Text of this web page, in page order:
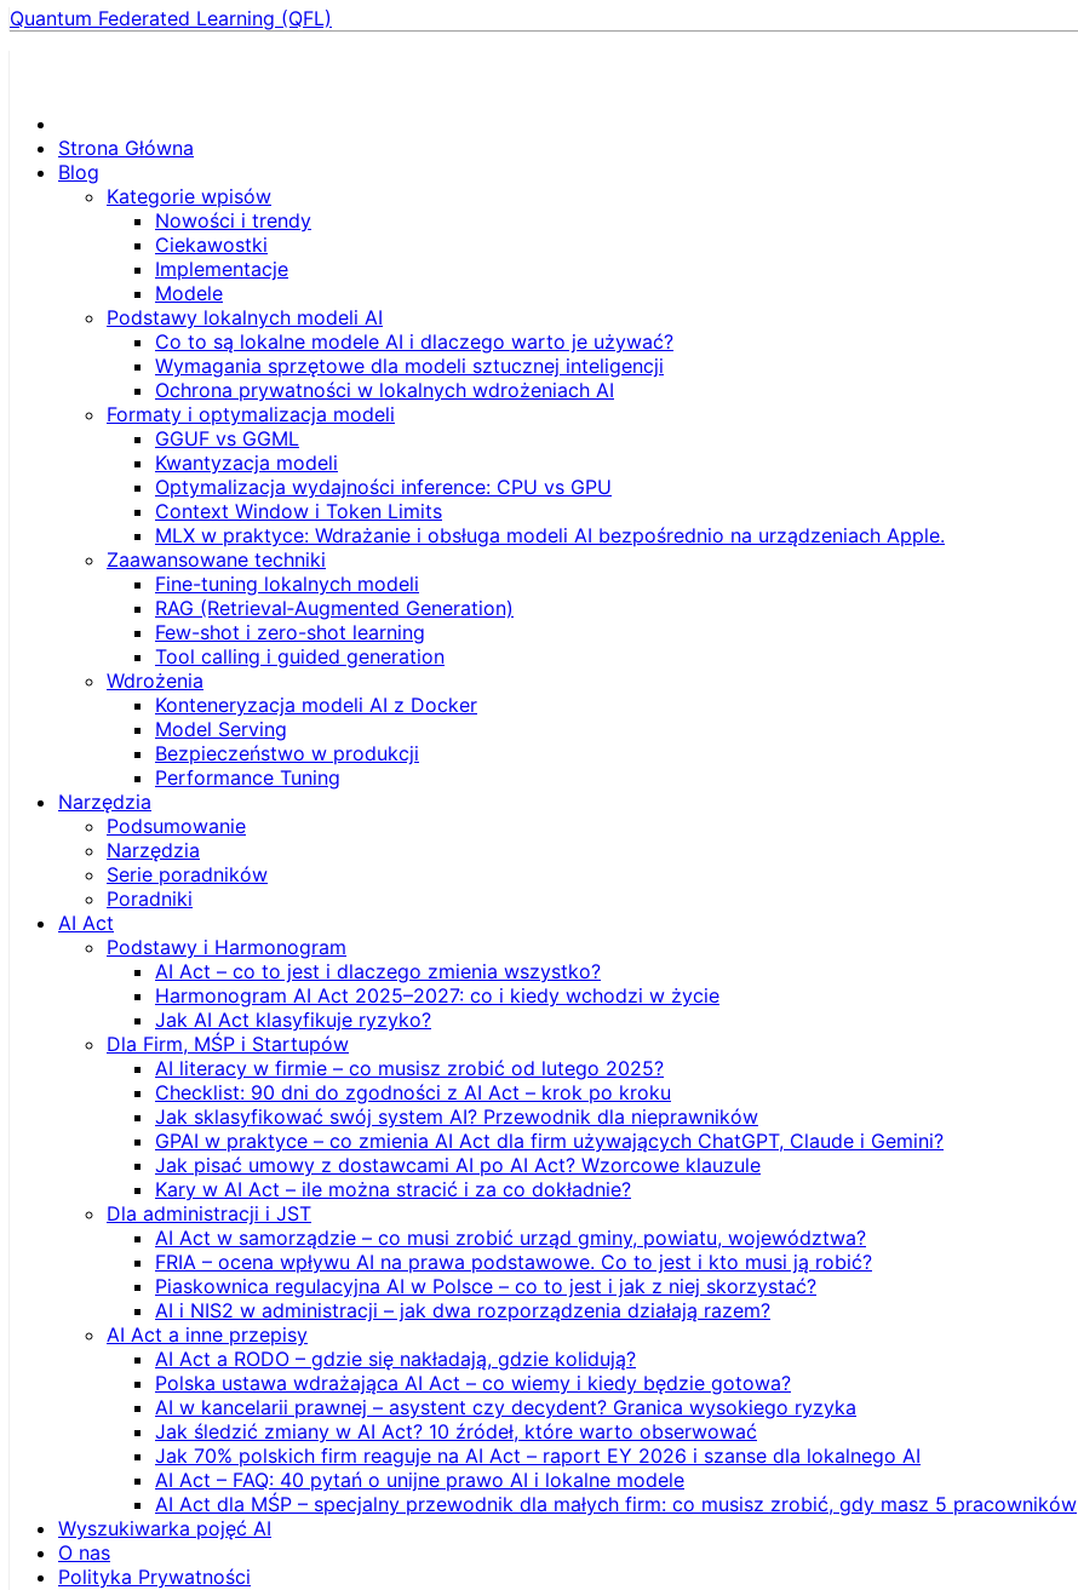
Quantum Federated Learning (QFL)
Strona Główna
Blog
Kategorie wpisów
Nowości i trendy
Ciekawostki
Implementacje
Modele
Podstawy lokalnych modeli AI
Co to są lokalne modele AI i dlaczego warto je używać?
Wymagania sprzętowe dla modeli sztucznej inteligencji
Ochrona prywatności w lokalnych wdrożeniach AI
Formaty i optymalizacja modeli
GGUF vs GGML
Kwantyzacja modeli
Optymalizacja wydajności inference: CPU vs GPU
Context Window i Token Limits
MLX w praktyce: Wdrażanie i obsługa modeli AI bezpośrednio na urządzeniach Apple.
Zaawansowane techniki
Fine-tuning lokalnych modeli
RAG (Retrieval‑Augmented Generation)
Few-shot i zero-shot learning
Tool calling i guided generation
Wdrożenia
Konteneryzacja modeli AI z Docker
Model Serving
Bezpieczeństwo w produkcji
Performance Tuning
Narzędzia
Podsumowanie
Narzędzia
Serie poradników
Poradniki
AI Act
Podstawy i Harmonogram
AI Act – co to jest i dlaczego zmienia wszystko?
Harmonogram AI Act 2025–2027: co i kiedy wchodzi w życie
Jak AI Act klasyfikuje ryzyko?
Dla Firm, MŚP i Startupów
AI literacy w firmie – co musisz zrobić od lutego 2025?
Checklist: 90 dni do zgodności z AI Act – krok po kroku
Jak sklasyfikować swój system AI? Przewodnik dla nieprawników
GPAI w praktyce – co zmienia AI Act dla firm używających ChatGPT, Claude i Gemini?
Jak pisać umowy z dostawcami AI po AI Act? Wzorcowe klauzule
Kary w AI Act – ile można stracić i za co dokładnie?
Dla administracji i JST
AI Act w samorządzie – co musi zrobić urząd gminy, powiatu, województwa?
FRIA – ocena wpływu AI na prawa podstawowe. Co to jest i kto musi ją robić?
Piaskownica regulacyjna AI w Polsce – co to jest i jak z niej skorzystać?
AI i NIS2 w administracji – jak dwa rozporządzenia działają razem?
AI Act a inne przepisy
AI Act a RODO – gdzie się nakładają, gdzie kolidują?
Polska ustawa wdrażająca AI Act – co wiemy i kiedy będzie gotowa?
AI w kancelarii prawnej – asystent czy decydent? Granica wysokiego ryzyka
Jak śledzić zmiany w AI Act? 10 źródeł, które warto obserwować
Jak 70% polskich firm reaguje na AI Act – raport EY 2026 i szanse dla lokalnego AI
AI Act – FAQ: 40 pytań o unijne prawo AI i lokalne modele
AI Act dla MŚP – specjalny przewodnik dla małych firm: co musisz zrobić, gdy masz 5 pracowników
Wyszukiwarka pojęć AI
O nas
Polityka Prywatności